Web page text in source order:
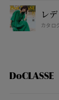
レ
カタロ